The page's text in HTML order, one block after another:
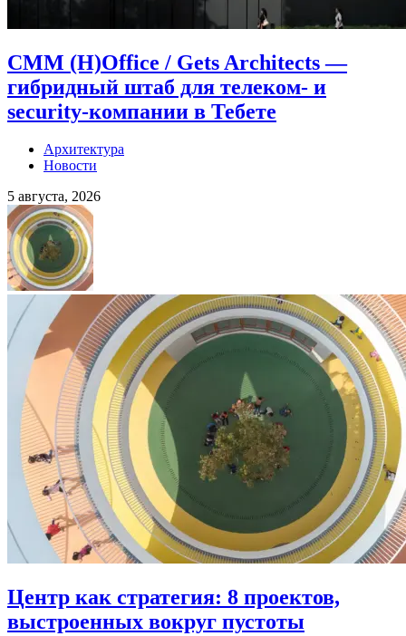
CMM (H)Office / Gets Architects —
гибридный штаб для телеком- и
security-компании в Тебете
Архитектура
Новости
5 августа, 2026
Центр как стратегия: 8 проектов,
выстроенных вокруг пустоты